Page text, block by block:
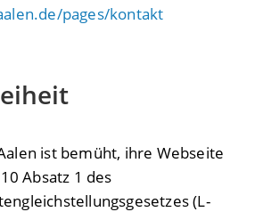
pages/kontakt
ist bemüht, ihre Webseite
Absatz 1 des
(L-